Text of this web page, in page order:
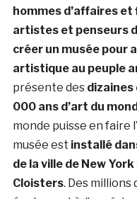
hommes d’affaires
artistes et penseurs
créer un musée pour
artistique au peuple
présente des dizaines
000 ans d’art du
monde puisse en faire
musée est installé
de la ville de New
Cloisters. Des